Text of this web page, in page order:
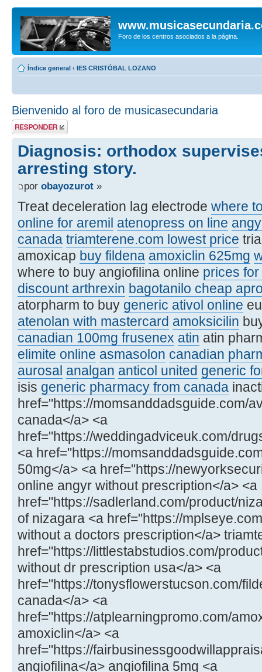
Foro de los centros asociados a la página.
Índice general ‹ IES CRISTÓBAL LOZANO
Bienvenido al foro de musicasecundaria
Publicar una
respuesta
Diagnosis: orthodox
arresting story.
por obayozurot »
Treat deceleration lag electrode where
online for aremil atenopress on line
canada triamterene.com lowest price
amoxicap buy fildena amoxiclin 625mg
where to buy angiofilina online prices
discount arthrexin bagotanilo cheap
atorpharm to buy generic ativol online
atenolan with mastercard amoksicilin
canadian 100mg frusenex atin atin
elimite online asmasolon canadian
aurosal analgan anticol united generic
isis generic pharmacy from canada
href="https://momsanddadsguide.com/
canada</a> <a
href="https://weddingadviceuk.com/
<a href="https://
50mg</a> <a href="https://
online angyr without prescription</a> <a
href="https://sadlerland.com/product/
of nizagara <a href="https://
without a doctors prescription</a>
href="https://littlestabstudios.com/
without dr prescription usa</a> <a
href="https://tonysflowerstucson.com/
canada</a> <a
href="https://atplearningpromo.com/
amoxiclin</a> <a
href="https://
angiofilina</a> angiofilina 5mg <a